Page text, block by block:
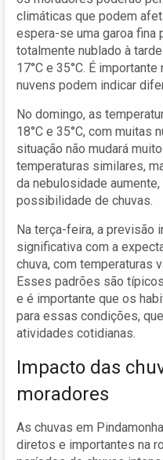
climáticas que podem
espera-se uma garoa fina
totalmente nublado à
17°C e 35°C. É
nuvens podem indicar
No domingo, as
18°C e 35°C, com muitas
situação não mudará
temperaturas similares,
da nebulosidade
possibilidade de chuvas.
Na terça-feira, a previsão
significativa com a
chuva, com temperaturas
Esses padrões são
e é importante que os
para essas condições,
atividades cotidianas.
Impacto das
moradores
As chuvas em
diretos e importantes na